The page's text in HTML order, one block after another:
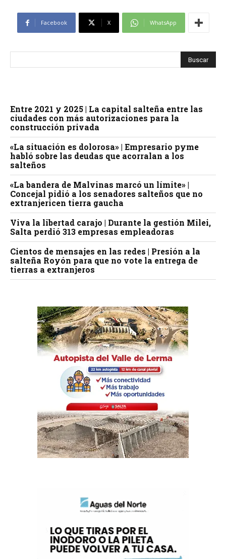
Facebook X WhatsApp
Entre 2021 y 2025 | La capital salteña entre las
ciudades con más autorizaciones para la
construcción privada
«La situación es dolorosa» | Empresario pyme
habló sobre las deudas que acorralan a los
salteños
«La bandera de Malvinas marcó un límite» |
Concejal pidió a los senadores salteños que no
extranjericen tierra gaucha
Viva la libertad carajo | Durante la gestión Milei,
Salta perdió 313 empresas empleadoras
Cientos de mensajes en las redes | Presión a la
salteña Royón para que no vote la entrega de
tierras a extranjeros